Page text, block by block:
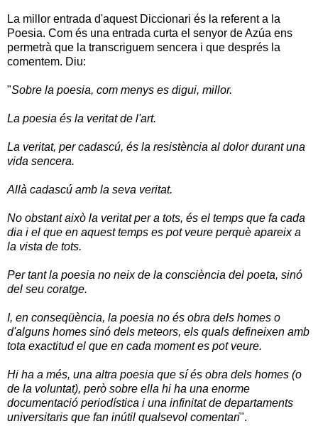
La millor entrada d'aquest Diccionari és la referent a la
Poesia. Com és una entrada curta el senyor de Azúa ens
permetrà que la transcriguem sencera i que després la
comentem. Diu:
"Sobre la poesia, com menys es digui, millor.
La poesia és la veritat de l'art.
La veritat, per cadascú, és la resistència al dolor durant una
vida sencera.
Allà cadascú amb la seva veritat.
No obstant això la veritat per a tots, és el temps que fa cada
dia i el que en aquest temps es pot veure perquè apareix a
la vista de tots.
Per tant la poesia no neix de la consciència del poeta, sinó
del seu coratge.
I, en conseqüència, la poesia no és obra dels homes o
d'alguns homes sinó dels meteors, els quals defineixen amb
tota exactitud el que en cada moment es pot veure.
Hi ha a més, una altra poesia que sí és obra dels homes (o
de la voluntat), però sobre ella hi ha una enorme
documentació periodística i una infinitat de departaments
universitaris que fan inútil qualsevol comentari".